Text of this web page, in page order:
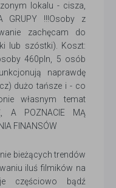
lokalu - cisza,
GRUPY !!!Osoby z
zachęcam do
lub szóstki). Koszt:
460pln, 5 osób
naprawdę
dużo tańsze i - co
własnym temat
A POZNACIE MĄ
FINANSÓW
bieżących trendów
iluś filmików na
częściowo bądź